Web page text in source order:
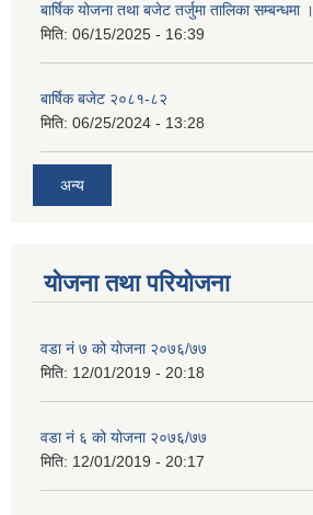
बार्षिक योजना तथा बजेट तर्जुमा तालिका सम्बन्धमा ।
मिति: 06/15/2025 - 16:39
बार्षिक बजेट २०८१-८२
मिति: 06/25/2024 - 13:28
अन्य
योजना तथा परियोजना
वडा नं ७ को योजना २०७६/७७
मिति: 12/01/2019 - 20:18
वडा नं ६ को योजना २०७६/७७
मिति: 12/01/2019 - 20:17